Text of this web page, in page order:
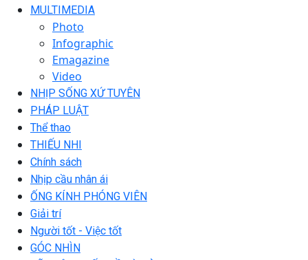
MULTIMEDIA
Photo
Infographic
Emagazine
Video
NHỊP SỐNG XỨ TUYÊN
PHÁP LUẬT
Thể thao
THIẾU NHI
Chính sách
Nhịp cầu nhân ái
ỐNG KÍNH PHÓNG VIÊN
Giải trí
Người tốt - Việc tốt
GÓC NHÌN